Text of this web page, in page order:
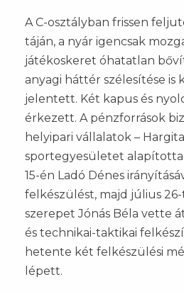
A C-osztályban frissen
táján, a nyár igencsak
játékoskeret óhatatlan
anyagi háttér szélesítése is
jelentett. Két kapus és
érkezett. A pénzforrások
helyipari vállalatok –
sportegyesületet
15-én Ladó Dénes
felkészülést, majd július
szerepet Jónás Béla vette
és technikai-taktikai
hetente két felkészülési
lépett.